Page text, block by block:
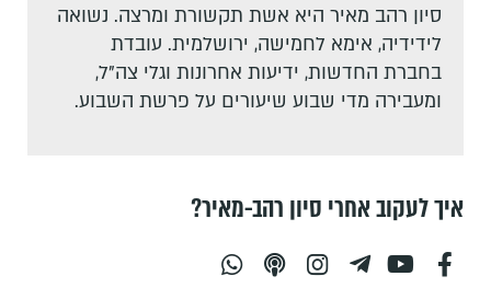
סיון רהב מאיר היא אשת תקשורת ומרצה. נשואה
לידידיה, אימא לחמישה, ירושלמית. עובדת
בחברת החדשות, ידיעות אחרונות וגלי צה"ל,
ומעבירה מדי שבוע שיעורים על פרשת השבוע.
איך לעקוב אחרי סיון רהב-מאיר?